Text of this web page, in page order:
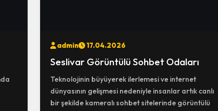
admin 17.04.2026
Seslivar Görüntülü Sohbet Odaları
Teknolojinin büyüyerek ilerlemesi ve internet
dünyasının gelişmesi nedeniyle insanlar artık canlı
bir şekilde kameralı sohbet sitelerinde görüntülü